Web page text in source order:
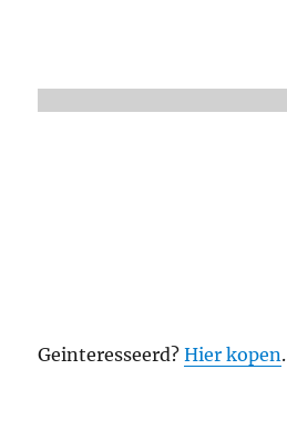
Geinteresseerd?Hier kopen.